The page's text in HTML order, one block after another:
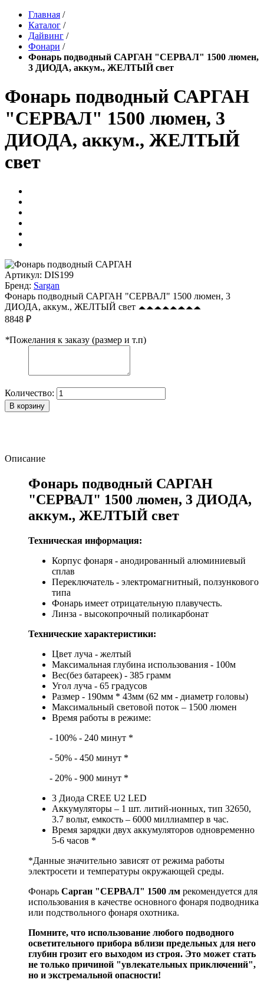
Главная /
Каталог /
Дайвинг /
Фонари /
Фонарь подводный САРГАН "СЕРВАЛ" 1500 люмен,
3 ДИОДА, аккум., ЖЕЛТЫЙ свет
Фонарь подводный САРГАН
"СЕРВАЛ" 1500 люмен, 3
ДИОДА, аккум., ЖЕЛТЫЙ
свет
Артикул: DIS199
Бренд: Sargan
Фонарь подводный САРГАН "СЕРВАЛ" 1500 люмен, 3
ДИОДА, аккум., ЖЕЛТЫЙ свет
8848 ₽
*Пожелания к заказу (размер и т.п)
Количество:
В корзину
Описание
Фонарь подводный САРГАН
"СЕРВАЛ" 1500 люмен, 3 ДИОДА,
аккум., ЖЕЛТЫЙ свет
Техническая информация:
Корпус фонаря - анодированный алюминиевый
сплав
Переключатель - электромагнитный, ползункового
типа
Фонарь имеет отрицательную плавучесть.
Линза - высокопрочный поликарбонат
Технические характеристики:
Цвет луча - желтый
Максимальная глубина использования - 100м
Вес(без батареек) - 385 грамм
Угол луча - 65 градусов
Размер - 190мм * 43мм (62 мм - диаметр головы)
Максимальный световой поток – 1500 люмен
Время работы в режиме:
- 100% - 240 минут *
- 50% - 450 минут *
- 20% - 900 минут *
3 Диода CREE U2 LED
Аккумуляторы – 1 шт. литий-ионных, тип 32650,
3.7 вольт, емкость – 6000 миллиампер в час.
Время зарядки двух аккумуляторов одновременно
5-6 часов *
*Данные значительно зависят от режима работы
электросети и температуры окружающей среды.
Фонарь Сарган "СЕРВАЛ" 1500 лм рекомендуется для
использования в качестве основного фонаря подводника
или подствольного фонаря охотника.
Помните, что использование любого подводного
осветительного прибора вблизи предельных для него
глубин грозит его выходом из строя. Это может стать
не только причиной "увлекательных приключений",
но и экстремальной опасности!